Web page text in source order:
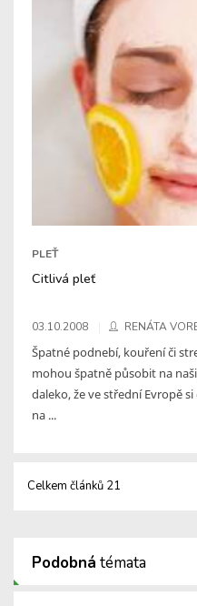
PLEŤ
Citlivá pleť
03.10.2008 RENÁTA
Špatné podnebí, kouření či
mohou špatně působit na
daleko, že ve střední Evropě
na ...
Celkem článků 21
Podobná témata